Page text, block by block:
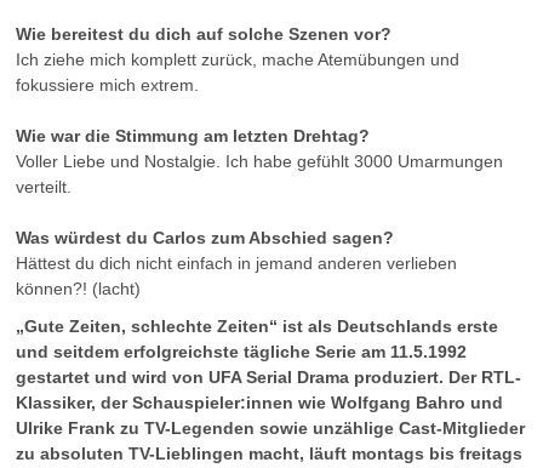
Wie bereitest du dich auf solche Szenen vor?
Ich ziehe mich komplett zurück, mache Atemübungen und
fokussiere mich extrem.
Wie war die Stimmung am letzten Drehtag?
Voller Liebe und Nostalgie. Ich habe gefühlt 3000 Umarmungen
verteilt.
Was würdest du Carlos zum Abschied sagen?
Hättest du dich nicht einfach in jemand anderen verlieben
können?! (lacht)
„Gute Zeiten, schlechte Zeiten“ ist als Deutschlands erste
und seitdem erfolgreichste tägliche Serie am 11.5.1992
gestartet und wird von UFA Serial Drama produziert. Der RTL-
Klassiker, der Schauspieler:innen wie Wolfgang Bahro und
Ulrike Frank zu TV-Legenden sowie unzählige Cast-Mitglieder
zu absoluten TV-Lieblingen macht, läuft montags bis freitags